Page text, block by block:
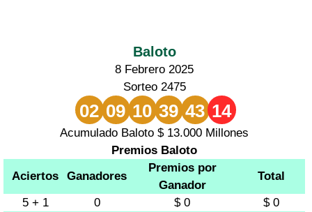
Baloto
8 Febrero 2025
Sorteo 2475
02 09 10 39 43 14
Acumulado Baloto $ 13.000 Millones
Premios Baloto
Aciertos
Ganadores
Premios por
Ganador
Total
5 + 1
0 $ 0
$ 0